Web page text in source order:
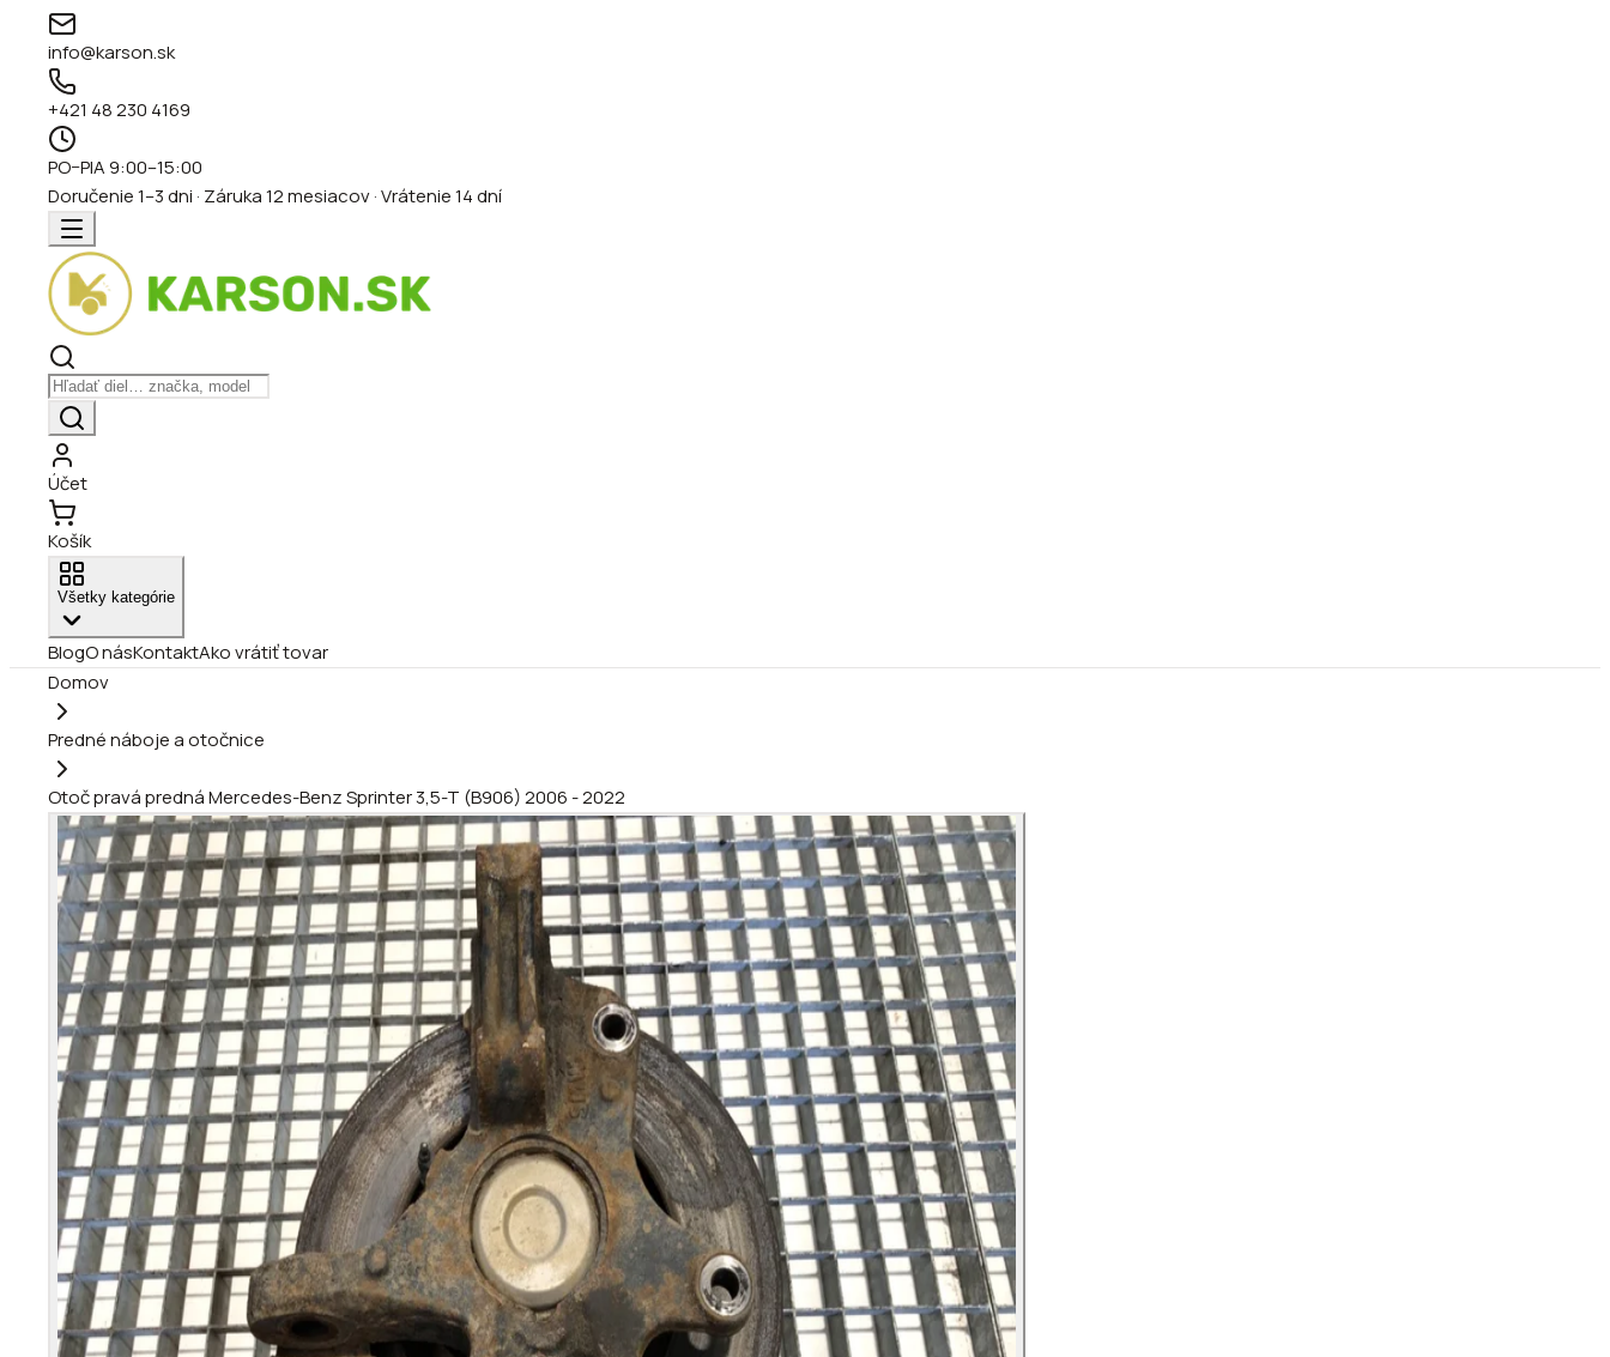
info@karson.sk
+421 48 230 4169
PO–PIA 9:00–15:00
Doručenie 1–3 dni · Záruka 12 mesiacov · Vrátenie 14 dní
Účet
Košík
Všetky kategórie
BlogO násKontaktAko vrátiť tovar
Domov
Predné náboje a otočnice
Otoč pravá predná Mercedes-Benz Sprinter 3,5-T (B906) 2006 - 2022